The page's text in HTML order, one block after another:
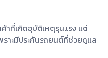
ค้าที่เกิดอุบัติเหตุรุนแรง แต่
ราะมีประกันรถยนต์ที่ช่วยดูแล